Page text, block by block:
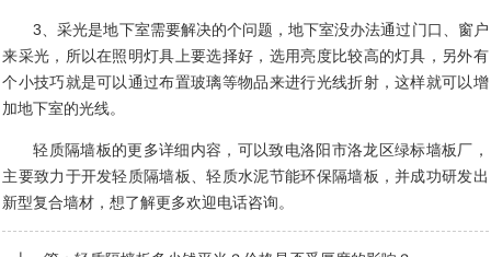
3、采光是地下室需要解决的个问题，地下室没办法通过门口、窗户
来采光，所以在照明灯具上要选择好，选用亮度比较高的灯具，另外有
个小技巧就是可以通过布置玻璃等物品来进行光线折射，这样就可以增
加地下室的光线。
轻质隔墙板的更多详细内容，可以致电洛阳市洛龙区绿标墙板厂，
主要致力于开发轻质隔墙板、轻质水泥节能环保隔墙板，并成功研发出
新型复合墙材，想了解更多欢迎电话咨询。